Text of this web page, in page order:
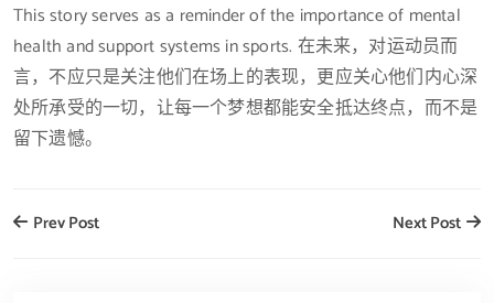
This story serves as a reminder of the importance of mental
health and support systems in sports. 在未来，对运动员而
言，不应只是关注他们在场上的表现，更应关心他们内心深
处所承受的一切，让每一个梦想都能安全抵达终点，而不是
留下遗憾。
Prev Post Next Post